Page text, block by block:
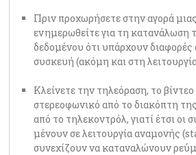
Πριν προχωρήσετε στην αγορά
ενημερωθείτε για τη κατανάλωση
δεδομένου ότι υπάρχουν
συσκευή (ακόμη και στη
Κλείνετε την τηλεόραση, το βίντεο
στερεοφωνικό από το διακόπτη
από το τηλεκοντρόλ, γιατί έτσι οι
μένουν σε λειτουργία αναμονής
συνεχίζουν να καταναλώνουν